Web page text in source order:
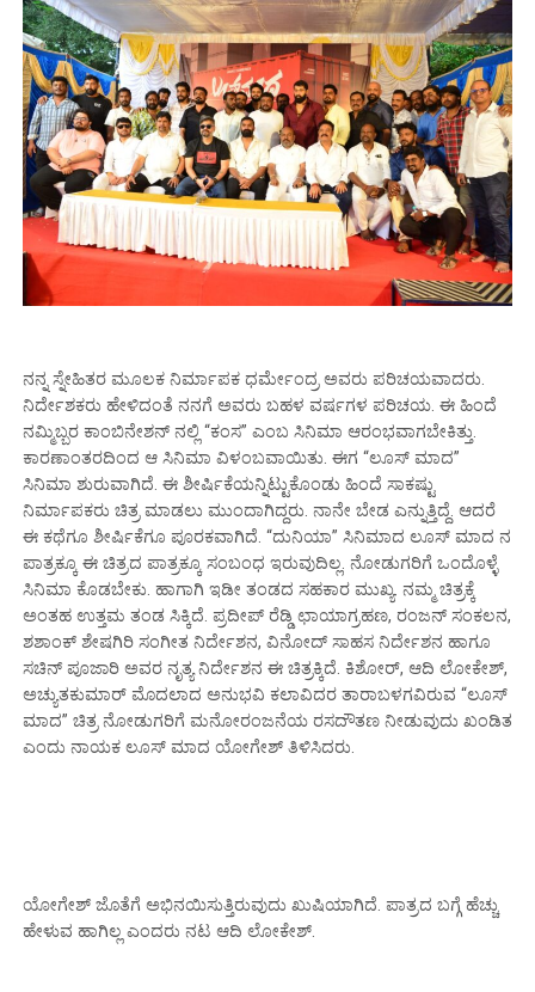
ನನ್ನ ಸ್ನೇಹಿತರ ಮೂಲಕ ನಿರ್ಮಾಪಕ ಧರ್ಮೇಂದ್ರ ಅವರು ಪರಿಚಯವಾದರು‌‌.
ನಿರ್ದೇಶಕರು ಹೇಳಿದಂತೆ ನನಗೆ ಅವರು ಬಹಳ ವರ್ಷಗಳ ಪರಿಚಯ. ಈ ಹಿಂದೆ
ನಮ್ಮಿಬ್ಬರ ಕಾಂಬಿನೇಶನ್ ನಲ್ಲಿ‌ “ಕಂಸ” ಎಂಬ ಸಿನಿಮಾ ಆರಂಭವಾಗಬೇಕಿತ್ತು.
ಕಾರಣಾಂತರದಿಂದ ಆ ಸಿನಿಮಾ ವಿಳಂಬವಾಯಿತು. ಈಗ “ಲೂಸ್ ಮಾದ”
ಸಿನಿಮಾ ಶುರುವಾಗಿದೆ‌‌. ಈ ಶೀರ್ಷಿಕೆಯನ್ನಿಟ್ಟುಕೊಂಡು ಹಿಂದೆ ಸಾಕಷ್ಟು
ನಿರ್ಮಾಪಕರು ಚಿತ್ರ ಮಾಡಲು ಮುಂದಾಗಿದ್ದರು. ನಾನೇ ಬೇಡ ಎನ್ನುತ್ತಿದ್ದೆ. ಆದರೆ
ಈ ಕಥೆಗೂ ಶೀರ್ಷಿಕೆಗೂ ಪೂರಕವಾಗಿದೆ. “ದುನಿಯಾ” ಸಿನಿಮಾದ ಲೂಸ್ ಮಾದ ನ‌
ಪಾತ್ರಕ್ಕೂ ಈ ಚಿತ್ರದ ಪಾತ್ರಕ್ಕೂ ಸಂಬಂಧ ಇರುವುದಿಲ್ಲ. ನೋಡುಗರಿಗೆ ಒಂದೊಳ್ಳೆ
ಸಿನಿಮಾ ಕೊಡಬೇಕು.‌ ಹಾಗಾಗಿ ಇಡೀ ತಂಡದ ಸಹಕಾರ ಮುಖ್ಯ. ನಮ್ಮ ಚಿತ್ರಕ್ಕೆ
ಅಂತಹ ಉತ್ತಮ ತಂಡ ಸಿಕ್ಕಿದೆ. ಪ್ರದೀಪ್ ರೆಡ್ಡಿ ಛಾಯಾಗ್ರಹಣ, ರಂಜನ್ ಸಂಕಲನ,
ಶಶಾಂಕ್ ಶೇಷಗಿರಿ ಸಂಗೀತ ನಿರ್ದೇಶನ, ವಿನೋದ್ ಸಾಹಸ ನಿರ್ದೇಶನ ಹಾಗೂ
ಸಚಿನ್ ಪೂಜಾರಿ ಅವರ ನೃತ್ಯ ನಿರ್ದೇಶನ ಈ ಚಿತ್ರಕ್ಕಿದೆ. ಕಿಶೋರ್, ಆದಿ‌ ಲೋಕೇಶ್,
ಅಚ್ಯುತಕುಮಾರ್ ಮೊದಲಾದ ಅನುಭವಿ ಕಲಾವಿದರ ತಾರಾಬಳಗವಿರುವ “ಲೂಸ್
ಮಾದ” ಚಿತ್ರ ನೋಡುಗರಿಗೆ ಮನೋರಂಜನೆಯ ರಸದೌತಣ ನೀಡುವುದು ಖಂಡಿತ
ಎಂದು ನಾಯಕ ಲೂಸ್ ಮಾದ ಯೋಗೇಶ್ ತಿಳಿಸಿದರು.
ಯೋಗೇಶ್ ಜೊತೆಗೆ ಅಭಿನಯಿಸುತ್ತಿರುವುದು ಖುಷಿಯಾಗಿದೆ. ಪಾತ್ರದ ಬಗ್ಗೆ ಹೆಚ್ಚು
ಹೇಳುವ ಹಾಗಿಲ್ಲ‌ ಎಂದರು ನಟ ಆದಿ ಲೋಕೇಶ್.